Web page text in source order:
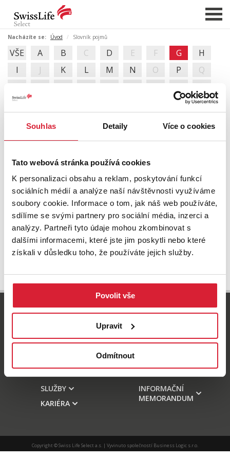
Souhlas Detaily Více o cookies
Tato webová stránka používá cookies
K personalizaci obsahu a reklam, poskytování funkcí
sociálních médií a analýze naší návštěvnosti využíváme
soubory cookie. Informace o tom, jak náš web používáte,
sdílíme se svými partnery pro sociální média, inzerci a
analýzy. Partneři tyto údaje mohou zkombinovat s
dalšími informacemi, které jste jim poskytli nebo které
získali v důsledku toho, že používáte jejich služby.
Povolit vše
Upravit
Odmítnout
NABÍDKA NEMOVITOSTÍ
CHCI PRODAT / PRONAJMOUT
CHCI OCENIT NEMOVITOST
O NÁS
REFERENCE
SLUŽBY
KARIÉRA
FINANCOVÁNÍ / HYPOTÉKA
KONTAKT
Nacházíte se: Úvod Slovník pojmů
VŠE A B C D E F G
H
I
J K L M N O P
Q
R
S T U V W X Y Z
SLOVNÍK REALITNÍCH POJMŮ
Geometrický plán
800 77 55 77
SLUŽBY
KARIÉRA
INFORMAČNÍ
MEMORANDUM
Copyright © Swiss Life Select a.s. | Vyvinuto společností Business Logic s.r.o.